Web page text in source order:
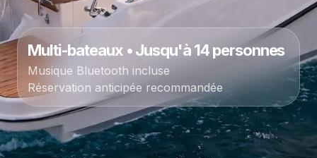
Multi-bateaux • Jusqu'à 14 personnes
Musique Bluetooth incluse
Réservation anticipée recommandée